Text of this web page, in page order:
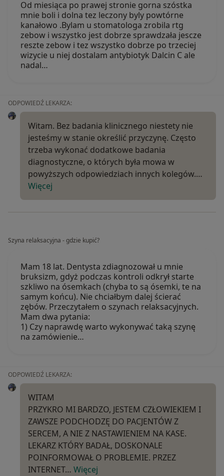
Od miesiąca po prawej stronie gorna szóstka
mnie boli i dolna tez leczony byly powtórne
kanałowo .Bylam u stomatologa zrobila rtg
zebow i wszystko jest dobrze sprawdzała jescze
reszte zebow i tez wszystko dobrze po trzeciej
wizycie u niej dostalam antybiotyk Dalcin C ale
nadal…
ODPOWIEDŹ LEKARZA:
Witam. Bez badania klinicznego niestety nie
jesteśmy w stanie określić przyczynę. Często
trzeba wykonać dodatkowe badania
diagnostyczne, o których była mowa w
powyższych odpowiedziach innych kolegów.…
Więcej
Szyna relaksacyjna - gdzie kupić?
Mam 18 lat. Dentysta zdiagnozował u mnie
bruksizm, gdyż podczas kontroli odkrył starte
szkliwo na ósemkach (chyba to są ósemki, te na
samym końcu). Nie chciałbym dalej ścierać
zębów. Przeczytałem o szynach relaksacyjnych.
Mam dwa pytania:
1) Czy naprawdę warto wykonywać taką szynę
na zamówienie…
ODPOWIEDŹ LEKARZA:
WITAM
PRZYKRO MI BARDZO, JESTEM CZŁOWIEKIEM I
ZAWSZE PODCHODZĘ DO PACJENTÓW Z
SERCEM, A NIE Z NASTAWIENIEM NA KASE.
LEKARZ KTÓRY BADAŁ, DOSKONALE
POINFORMOWAŁ O PROBLEMIE. PRZEZ
INTERNET… Więcej